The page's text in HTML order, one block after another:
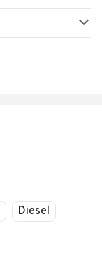
Diesel